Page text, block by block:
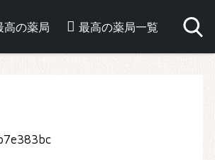
高の薬局 最高の薬局一覧